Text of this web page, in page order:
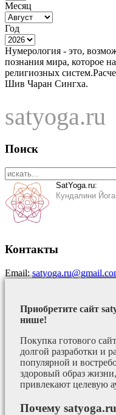
Месяц
Год
Нумерология - это,
познания мира, которое
религиозных
Шив Чаран Сингха.
satyoga.ru
Поиск
SatYoga.ru:
Кундалини Йога
Контакты
Email:
Приобретите сайт
нише!
Покупка готового
долгой разработки и
популярной и
здоровый образ
привлекают целевую
Почему